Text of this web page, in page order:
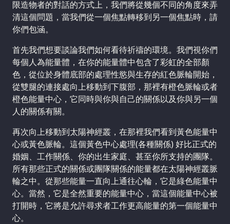
限造物者的對話的方式上，我們將從幾個不同的角度來弄
清這個問題，當我們從一個焦點轉移到另一個焦點時，請
你們包涵。
首先我們想要談論我們如何看待祈禱的環境。我們視你們
每個人為能量體，在你的能量體中包含了彩虹的全部顏
色，從位於身體底部的處理性慾與生存的紅色脈輪開始，
從雙腿的連接處向上移動到下腹部，那裡有橙色脈輪或者
橙色能量中心，它同時與你與自己的關係以及你與另一個
人的關係有關。
再次向上移動到太陽神經叢，在那裡我們看到黃色能量中
心或黃色脈輪。這個黃色中心處理(各種關係) 好比正式的
婚姻、工作關係、你的出生家庭、甚至你所支持的團隊。
所有那些正式的關係或團隊關係的能量都在太陽神經叢脈
輪之中。從那些能量一直向上通往心輪，它是綠色能量中
心。當然，它是全然重要的能量中心，當這個能量中心被
打開時，它將是允許尋求者工作更高能量的第一個能量中
心。